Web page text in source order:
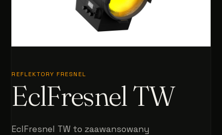
REFLEKTORY FRESNEL
EclFresnel TW
EclFresnel TW to zaawansowany